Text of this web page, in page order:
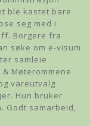
ble kastet bare
seg med i
Borgere fra
søke om e-visum
samleie
Møterommene
vareutvalg
Hun bruker
Godt samarbeid,